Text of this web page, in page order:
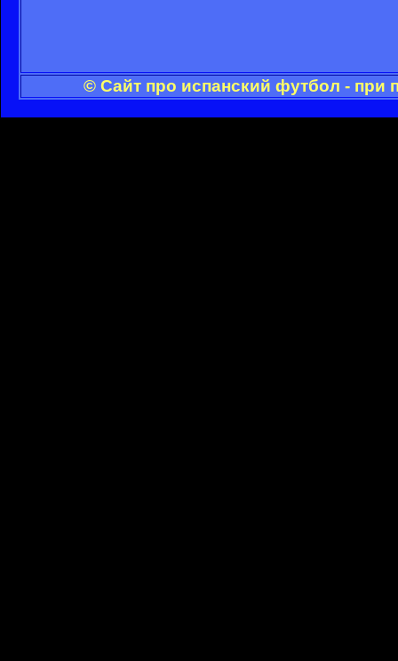
© Сайт про испанский футбол - при